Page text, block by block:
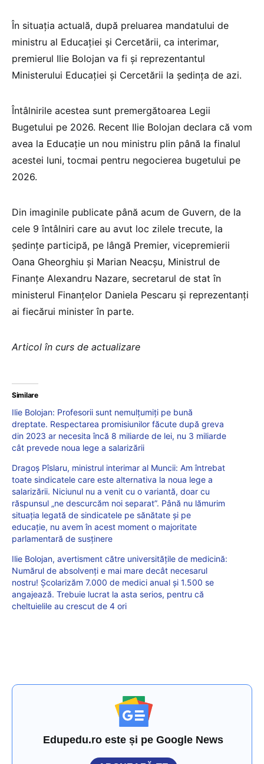
În situația actuală, după preluarea mandatului de
ministru al Educației și Cercetării, ca interimar,
premierul Ilie Bolojan va fi și reprezentantul
Ministerului Educației și Cercetării la ședința de azi.
Întâlnirile acestea sunt premergătoarea Legii
Bugetului pe 2026. Recent Ilie Bolojan declara că vom
avea la Educație un nou ministru plin până la finalul
acestei luni, tocmai pentru negocierea bugetului pe
2026.
Din imaginile publicate până acum de Guvern, de la
cele 9 întâlniri care au avut loc zilele trecute, la
ședințe participă, pe lângă Premier, vicepremierii
Oana Gheorghiu și Marian Neacșu, Ministrul de
Finanțe Alexandru Nazare, secretarul de stat în
ministerul Finanțelor Daniela Pescaru și reprezentanți
ai fiecărui minister în parte.
Articol în curs de actualizare
Similare
Ilie Bolojan: Profesorii sunt nemulțumiți pe bună
dreptate. Respectarea promisiunilor făcute după greva
din 2023 ar necesita încă 8 miliarde de lei, nu 3 miliarde
cât prevede noua lege a salarizării
Dragoș Pîslaru, ministrul interimar al Muncii: Am întrebat
toate sindicatele care este alternativa la noua lege a
salarizării. Niciunul nu a venit cu o variantă, doar cu
răspunsul „ne descurcăm noi separat”. Până nu lămurim
situația legată de sindicatele pe sănătate și pe
educație, nu avem în acest moment o majoritate
parlamentară de susținere
Ilie Bolojan, avertisment către universitățile de medicină:
Numărul de absolvenți e mai mare decât necesarul
nostru! Școlarizăm 7.000 de medici anual și 1.500 se
angajează. Trebuie lucrat la asta serios, pentru că
cheltuielile au crescut de 4 ori
Edupedu.ro este și pe Google News